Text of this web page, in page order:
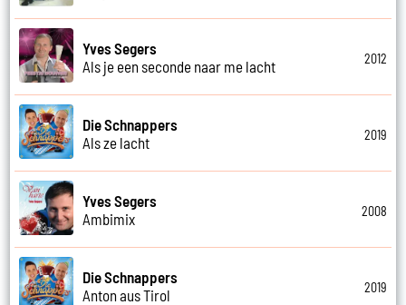
Yves Segers
Als je een seconde naar me lacht
2012
Die Schnappers
Als ze lacht
2019
Yves Segers
Ambimix
2008
Die Schnappers
Anton aus Tirol
2019